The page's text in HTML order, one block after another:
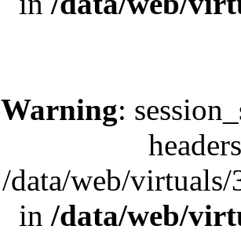
Warning:
/data/web/
in /data/web/